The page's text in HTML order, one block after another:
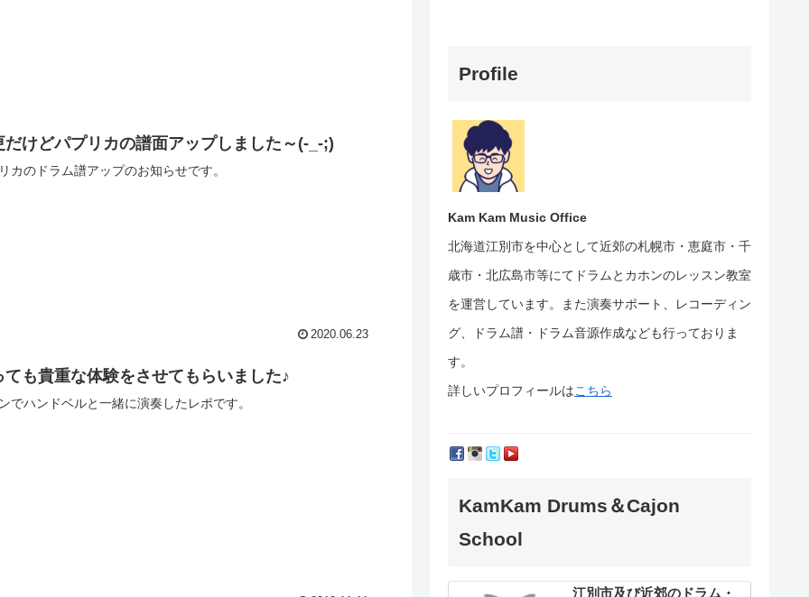
だけどパプリカの譜面アップしました～(-_-;)
カのドラム譜アップのお知らせです。
2020.06.23
ても貴重な体験をさせてもらいました♪
でハンドベルと一緒に演奏したレポです。
Profile
Kam Kam Music Office
北海道江別市を中心として近郊の札幌市・恵庭市・千
歳市・北広島市等にて ドラムとカホンのレッスン教室
を運営しています。
また演奏サポート、レコーディン
グ、ドラム譜・ドラム音源作成なども行っておりま
す。
詳しいプロフィールはこちら
KamKam Drums＆Cajon
School
江別市及び近郊のドラム・